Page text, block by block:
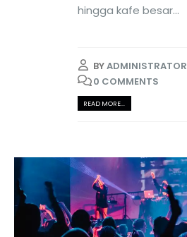
hingga kafe besar...
BYADMINISTRATOR
0 COMMENTS
READ MORE...